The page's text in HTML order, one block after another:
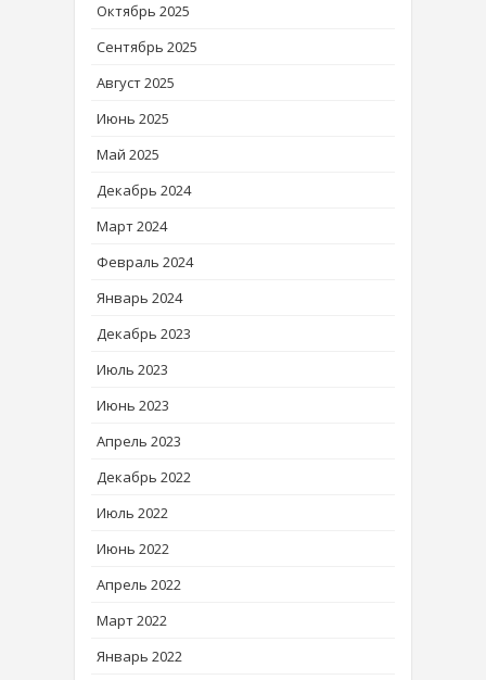
Октябрь 2025
Сентябрь 2025
Август 2025
Июнь 2025
Май 2025
Декабрь 2024
Март 2024
Февраль 2024
Январь 2024
Декабрь 2023
Июль 2023
Июнь 2023
Апрель 2023
Декабрь 2022
Июль 2022
Июнь 2022
Апрель 2022
Март 2022
Январь 2022